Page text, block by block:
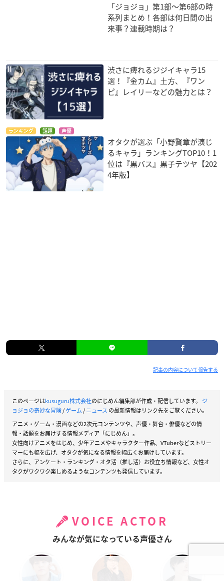
「ジョジョ」第1部〜第6部の時
系列まとめ！各部は何日間の出
来事？連載時期は？
渋さに痺れるジジイキャラ15
選！『金カム』土方、『ワン
ピ』レイリーなどの魅力とは？
ランキング 話題 声優
オタクが選ぶ「小野賢章が演じ
るキャラ」ランキングTOP10！1
位は『黒バス』黒子テツヤ【202
4年版】
記事の内容について報告する
このページはkusuguru株式会社のにじめん編集部が作成・配信しています。 ジ
ョジョの奇妙な冒険/ゲーム/ニュース の最新情報はリンク先をご覧ください。
アニメ・ゲーム・漫画などの2次元コンテンツや、声優・舞台・俳優などの情
報・話題をお届けする情報メディア「にじめん」。
女性向けアニメをはじめ、少年アニメやキャラクター作品、VTuberなどストリー
マーにも幅を広げ、オタクが気になる情報を幅広くお届けしています。
さらに、アンケート・ランキング・オタ活（推し活）お役立ち情報など、女性オ
タクがワクワク楽しめるようなコンテンツも発信しています。
VOICE ACTOR
みんなが気になっている声優さん